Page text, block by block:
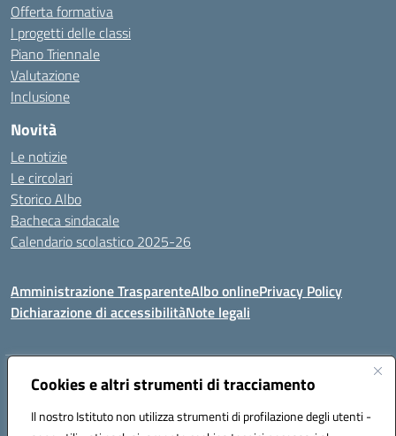
Cookies e altri strumenti di tracciamento
Il nostro Istituto non utilizza strumenti di profilazione degli utenti -
Offerta formativa
I progetti delle classi
Piano Triennale
Valutazione
Inclusione
Novità
Le notizie
Le circolari
Storico Albo
Bacheca sindacale
Calendario scolastico 2025-26
Amministrazione TrasparenteAlbo onlinePrivacy Policy
Dichiarazione di accessibilitàNote legali
Indirizzo:VIA A. DE GASPERI, 41 RUDIANO 25030 RUDIANO
Posta elettronica certificata (PEC):bsic86100r@pec.istruzione.it